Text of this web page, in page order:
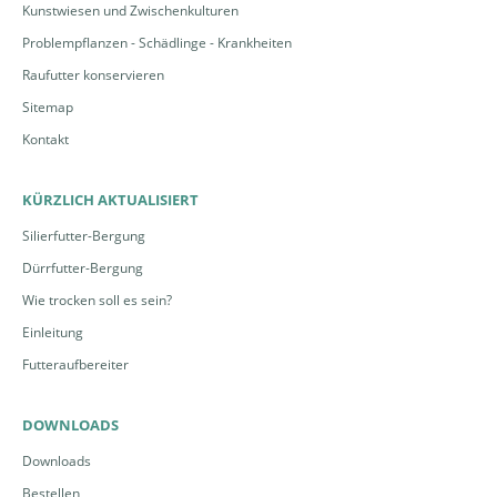
aus, welche für die Erhaltung und Förderung der
⇒Es lohnt sich für Sie als Bewirtschafterin /
Bewirtschafter des Graslandes zu dieser Fauna
Geeignete Schutzmassnahmen
Die Wiese am frühen Morgen oder am späten
Abend mähen. Zu diesen Zeiten sind viele
Kleinlebewesen weniger aktiv als in den wärmsten
Stunden.
oder im Innern der Parzelle ungemäht stehen
lassen oder abwechselnd im nächsten Aufwuchs
Kunstwiesen und Zwischenkulturen
Problempflanzen - Schädlinge - Krankheiten
Raufutter konservieren
Sitemap
Kontakt
KÜRZLICH AKTUALISIERT
Silierfutter-Bergung
Dürrfutter-Bergung
Wie trocken soll es sein?
Einleitung
Futteraufbereiter
DOWNLOADS
Downloads